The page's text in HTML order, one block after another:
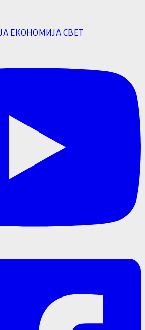
ЕКОНОМИЈАСВЕТ